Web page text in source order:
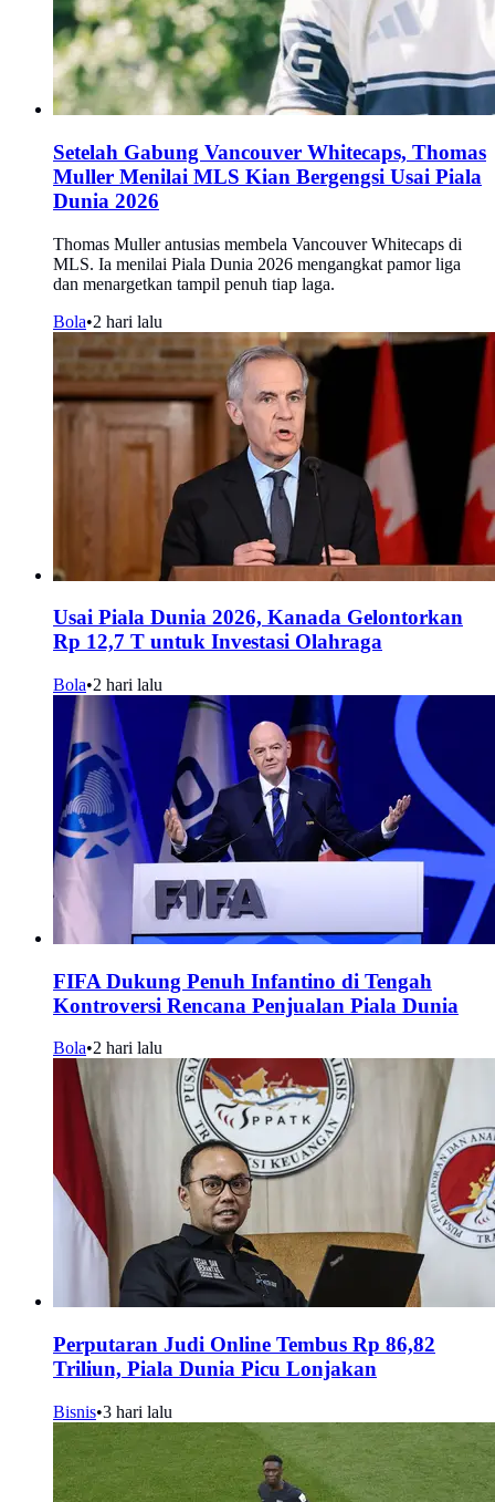
Setelah Gabung Vancouver Whitecaps, Thomas
Muller Menilai MLS Kian Bergengsi Usai Piala
Dunia 2026
Thomas Muller antusias membela Vancouver Whitecaps di
MLS. Ia menilai Piala Dunia 2026 mengangkat pamor liga
dan menargetkan tampil penuh tiap laga.
Bola•2 hari lalu
Usai Piala Dunia 2026, Kanada Gelontorkan
Rp 12,7 T untuk Investasi Olahraga
Bola•2 hari lalu
FIFA Dukung Penuh Infantino di Tengah
Kontroversi Rencana Penjualan Piala Dunia
Bola•2 hari lalu
Perputaran Judi Online Tembus Rp 86,82
Triliun, Piala Dunia Picu Lonjakan
Bisnis•3 hari lalu